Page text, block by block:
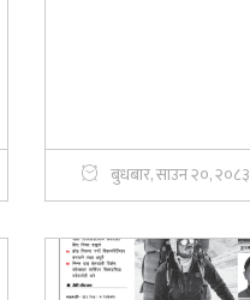
बुधबार, साउन २०, २०८३